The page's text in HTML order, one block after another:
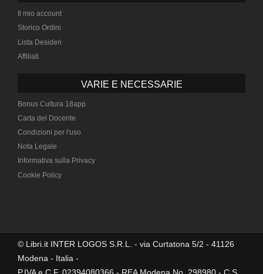
Il mio account
Storico Ordini
Lista Desideri
Affiliati
VARIE E NECESSARIE
Bonus Cultura 18app
Carta del Docente
Condizioni per l'uso
Nota Legale
Informativa sulla Privacy
Cookie Policy
© Libri.it INTER LOGOS S.R.L. - via Curtatona 5/2 - 41126
Modena - Italia -
P.IVA e C.F. 02394080366 - REA Modena No. 298980 - C.S.